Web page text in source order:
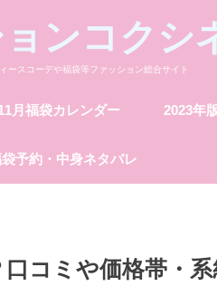
ンコクシ
ースコーデや福袋等ファッション総合サイト
月福袋カレンダー 2023年
予約・中身ネタバレ
コミや価格帯・系